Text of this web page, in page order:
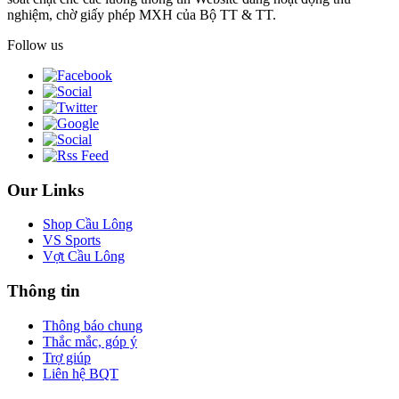
nghiệm, chờ giấy phép MXH của Bộ TT & TT.
Follow us
Our Links
Shop Cầu Lông
VS Sports
Vợt Cầu Lông
Thông tin
Thông báo chung
Thắc mắc, góp ý
Trợ giúp
Liên hệ BQT